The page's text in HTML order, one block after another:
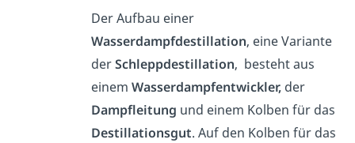
Der Aufbau einer
Wasserdampfdestillation, eine Variante
derSchleppdestillation, besteht aus
einemWasserdampfentwickler, der
Dampfleitung und einem Kolben für das
Destillationsgut. Auf den Kolben für das